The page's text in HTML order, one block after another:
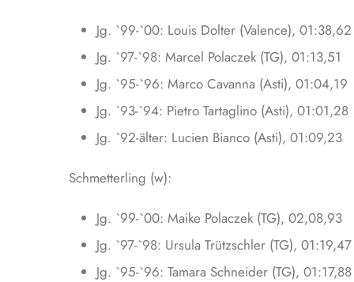
Jg. `99-`00: Louis Dolter (Valence), 01:38,62
Jg. `97-`98: Marcel Polaczek (TG), 01:13,51
Jg. `95-`96: Marco Cavanna (Asti), 01:04,19
Jg. `93-`94: Pietro Tartaglino (Asti), 01:01,28
Jg. `92-älter: Lucien Bianco (Asti), 01:09,23
Schmetterling (w):
Jg. `99-`00: Maike Polaczek (TG), 02,08,93
Jg. `97-`98: Ursula Trützschler (TG), 01:19,47
Jg. `95-`96: Tamara Schneider (TG), 01:17,88